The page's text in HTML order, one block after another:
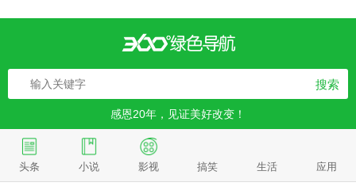
搜索
感恩20年，见证美好改变！
头条 小说 影视 搞笑 生活 应用